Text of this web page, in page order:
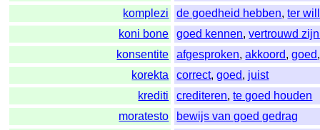
komplezi
de goedheid hebben,ter
koni bone
goed kennen,vertrouwd
konsentite
afgesproken,akkoord,goed
korekta
correct,goed, juist
krediti
crediteren,te goed houden
moratesto
bewijs van goed gedrag